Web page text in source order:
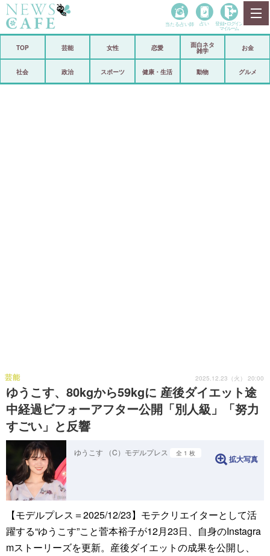
政治
当たる占い師 占い 登録• ログイン
マイルーム
TOP 芸能 女性 恋愛
面白ネタ
雑学
お金
社会 政治 スポーツ 健康・生活 動物 グルメ
ゆうこす、80kgから59kgに 産後ダイエット途
中経過ビフォーアフター公開「別人級」「努力
すごい」と反響
芸能 2025.12.23（火） 20:00
ゆうこす （C）モデルプレス 全 1 枚
拡大写真
【モデルプレス＝2025/12/23】モテクリエイターとして活
躍する“ゆうこす”こと菅本裕子が12月23日、自身のInstagra
mストーリーズを更新。産後ダイエットの成果を公開し、